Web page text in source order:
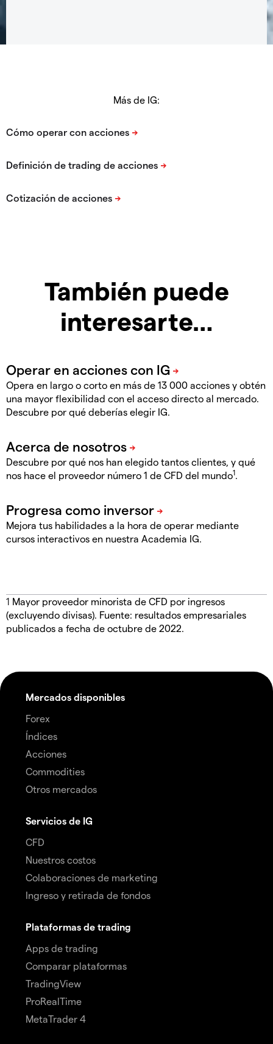
Más de IG:
También puede
interesarte…
Opera en largo o corto en más de 13 000 acciones y obtén
una mayor flexibilidad con el acceso directo al mercado.
Descubre por qué deberías elegir IG.
Descubre por qué nos han elegido tantos clientes, y qué
nos hace el proveedor número 1 de CFD del mundo1.
Mejora tus habilidades a la hora de operar mediante
cursos interactivos en nuestra Academia IG.
1 Mayor proveedor minorista de CFD por ingresos
(excluyendo divisas). Fuente: resultados empresariales
publicados a fecha de octubre de 2022.
Mercados disponibles
Forex
Índices
Acciones
Commodities
Otros mercados
Servicios de IG
CFD
Nuestros costos
Colaboraciones de marketing
Ingreso y retirada de fondos
Plataformas de trading
Apps de trading
Comparar plataformas
TradingView
ProRealTime
MetaTrader 4